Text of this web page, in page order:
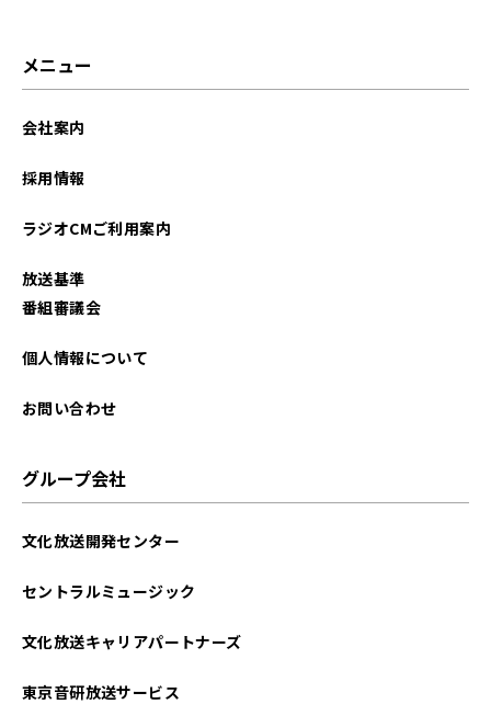
2022年12月
メニュー
会社案内
採用情報
ラジオCMご利用案内
放送基準
番組審議会
個人情報について
お問い合わせ
グループ会社
文化放送開発センター
セントラルミュージック
文化放送キャリアパートナーズ
東京音研放送サービス